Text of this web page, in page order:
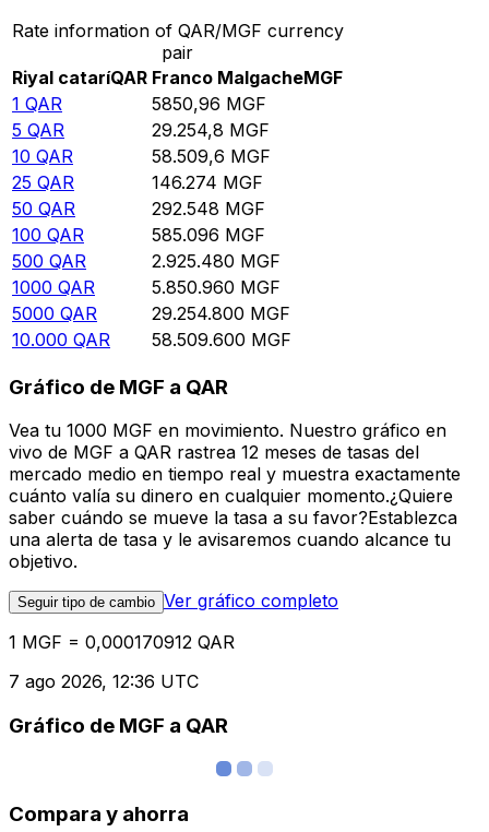
Rate information of QAR/MGF currency
pair
Riyal cataríQAR Franco MalgacheMGF
1 QAR 5850,96 MGF
5 QAR 29.254,8 MGF
10 QAR 58.509,6 MGF
25 QAR 146.274 MGF
50 QAR 292.548 MGF
100 QAR 585.096 MGF
500 QAR 2.925.480 MGF
1000 QAR 5.850.960 MGF
5000 QAR 29.254.800 MGF
10.000 QAR 58.509.600 MGF
Gráfico de MGF a QAR
Vea tu 1000 MGF en movimiento. Nuestro gráfico en
vivo de MGF a QAR rastrea 12 meses de tasas del
mercado medio en tiempo real y muestra exactamente
cuánto valía su dinero en cualquier momento.¿Quiere
saber cuándo se mueve la tasa a su favor?Establezca
una alerta de tasa y le avisaremos cuando alcance tu
objetivo.
Seguir tipo de cambio Ver gráfico completo
1 MGF = 0,000170912 QAR
7 ago 2026, 12:36 UTC
Gráfico de MGF a QAR
Compara y ahorra